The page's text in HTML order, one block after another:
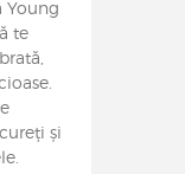
Young
te
și